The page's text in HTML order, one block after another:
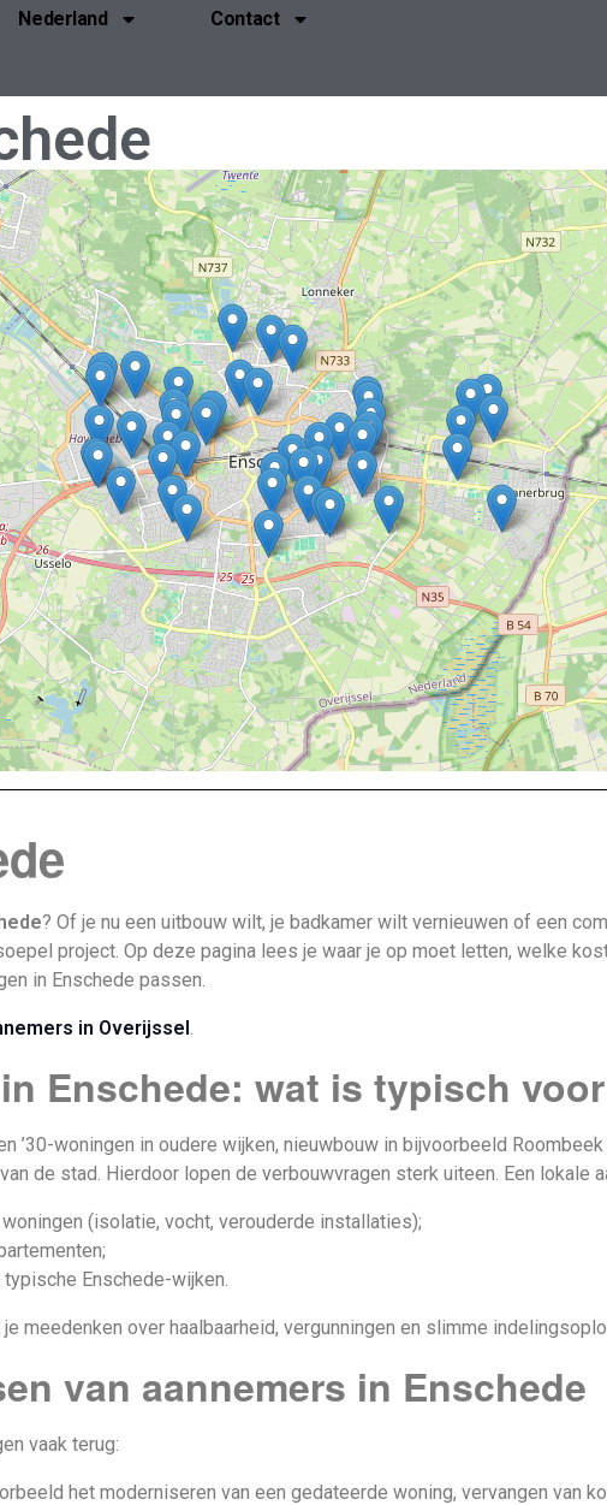
Nederland Contact
? Of je nu een uitbouw wilt, je badkamer wilt vernieuwen of een
project. Op deze pagina lees je waar je op moet letten, welke
in Enschede passen.
in Overijssel.
Enschede: wat is typisch
’30-woningen in oudere wijken, nieuwbouw in bijvoorbeeld
de stad. Hierdoor lopen de verbouwvragen sterk uiteen. Een lokale
(isolatie, vocht, verouderde installaties);
Enschede-wijken.
meedenken over haalbaarheid, vergunningen en slimme
van aannemers in Enschede
vaak terug:
het moderniseren van een gedateerde woning, vervangen van